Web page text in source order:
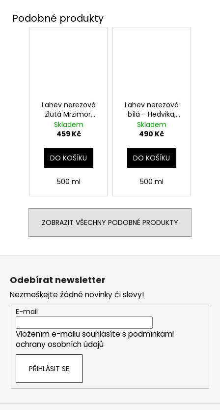
Lahev nerezová
žlutá Mrzimor,
Harry Potter
Skladem
459 Kč
DO KOŠÍKU
500 ml
Lahev nerezová
bílá - Hedvika,
Harry Potter
Skladem
490 Kč
DO KOŠÍKU
500 ml
ZOBRAZIT VŠECHNY PODOBNÉ PRODUKTY
Z
Odebírat newsletter
Nezmeškejte žádné novinky či slevy!
E-mail
Vložením e-mailu souhlasíte s podmínkami
ochrany osobních údajů
PŘIHLÁSIT SE